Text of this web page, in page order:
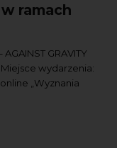
ramach
GRAVITY
Miejsce wydarzenia:
„Wyznania
| Seans i